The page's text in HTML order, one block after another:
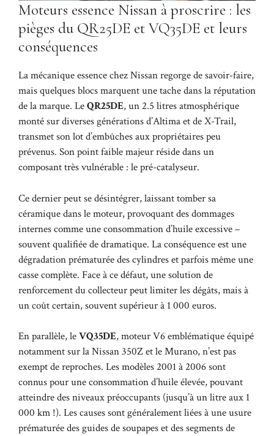
Moteurs essence Nissan à proscrire : les
pièges du QR25DE et VQ35DE et leurs
conséquences
La mécanique essence chez Nissan regorge de savoir-faire,
mais quelques blocs marquent une tache dans la réputation
de la marque. LeQR25DE, un 2.5 litres atmosphérique
monté sur diverses générations d’Altima et de X-Trail,
transmet son lot d’embûches aux propriétaires peu
prévenus. Son point faible majeur réside dans un
composant très vulnérable : le pré-catalyseur.
Ce dernier peut se désintégrer, laissant tomber sa
céramique dans le moteur, provoquant des dommages
internes comme une consommation d’huile excessive –
souvent qualifiée de dramatique. La conséquence est une
dégradation prématurée des cylindres et parfois même une
casse complète. Face à ce défaut, une solution de
renforcement du collecteur peut limiter les dégâts, mais à
un coût certain, souvent supérieur à 1 000 euros.
En parallèle, leVQ35DE, moteur V6 emblématique équipé
notamment sur la Nissan 350Z et le Murano, n’est pas
exempt de reproches. Les modèles 2001 à 2006 sont
connus pour une consommation d’huile élevée, pouvant
atteindre des niveaux préoccupants (jusqu’à un litre aux 1
000 km !). Les causes sont généralement liées à une usure
prématurée des guides de soupapes et des segments de